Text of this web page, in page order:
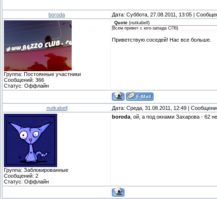
boroda Дата: Суббота, 27.08.2011, 13:05 |
Группа: Постоянные участники
Сообщений: 366
Статус: Оффлайн
Quote (nutkabell )
Всем привет с юго-запада СПб)
Приветствую соседей! Нас все больше.
nutkabell Дата: Среда, 31.08.2011, 12:49 |
Группа: Заблокированные
Сообщений: 2
Статус: Оффлайн
boroda , ой, а под окнами Захарова - 62